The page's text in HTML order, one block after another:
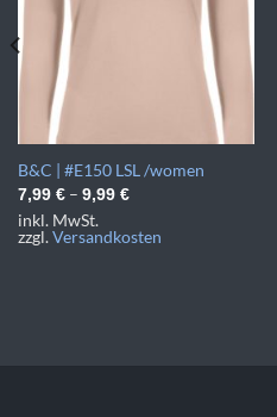
B&C | #E150 LSL /women
7,99 €– 9,99 €
inkl. MwSt.
zzgl.Versandkosten